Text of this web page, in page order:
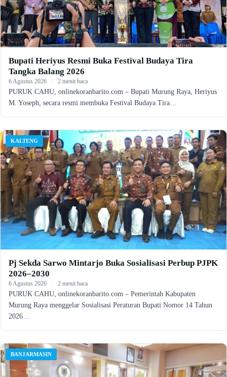
Bupati Heriyus Resmi Buka Festival Budaya Tira
Tangka Balang 2026
6 Agustus 2026 · 2 menit baca
PURUK CAHU, onlinekoranbarito.com – Bupati Murung Raya, Heriyus
M. Yoseph, secara resmi membuka Festival Budaya Tira…
KALTENG
Pj Sekda Sarwo Mintarjo Buka Sosialisasi Perbup PJPK
2026–2030
6 Agustus 2026 · 2 menit baca
PURUK CAHU, onlinekoranbarito.com – Pemerintah Kabupaten
Murung Raya menggelar Sosialisasi Peraturan Bupati Nomor 14 Tahun
2026…
BANJARMASIN